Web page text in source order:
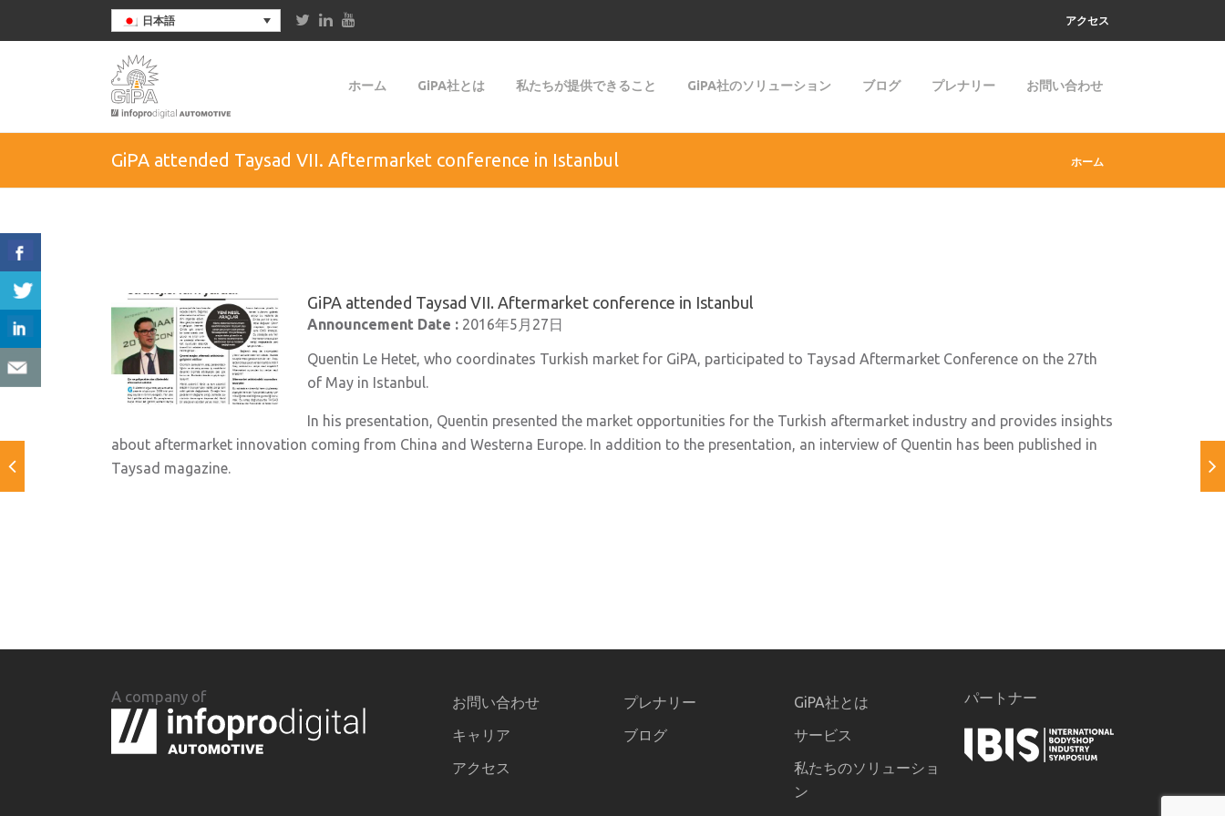
日本語 アクセス
ホーム GiPA社とは 私たちが提供できること GiPA社のソリューション ブログ プレナリー お問い合わせ
GiPA attended Taysad VII. Aftermarket conference in Istanbul ホーム
GiPA attended Taysad VII. Aftermarket conference in Istanbul
Announcement Date : 2016年5月27日
Quentin Le Hetet, who coordinates Turkish market for GiPA, participated to Taysad Aftermarket Conference on the 27th
of May in Istanbul.
In his presentation, Quentin presented the market opportunities for the Turkish aftermarket industry and provides insights
about aftermarket innovation coming from China and Westerna Europe. In addition to the presentation, an interview of Quentin has been published in
Taysad magazine.
A company of
お問い合わせ
キャリア
アクセス
プレナリー
ブログ
GiPA社とは
サービス
私たちのソリューショ
ン
パートナー